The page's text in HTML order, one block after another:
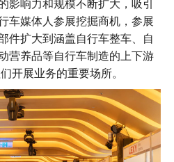
影响力和规模不断扩大，吸引
车媒体人参展挖掘商机，参展
件扩大到涵盖自行车整车、自
营养品等自行车制造的上下游
开展业务的重要场所。